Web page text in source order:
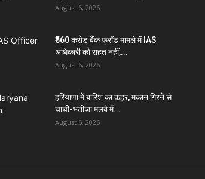
August 6, 2026
₹560 करोड़ बैंक फ्रॉड मामले में IAS
अधिकारी को राहत नहीं,...
August 6, 2026
हरियाणा में बारिश का कहर, मकान गिरने से
चाची-भतीजा मलबे में...
August 6, 2026